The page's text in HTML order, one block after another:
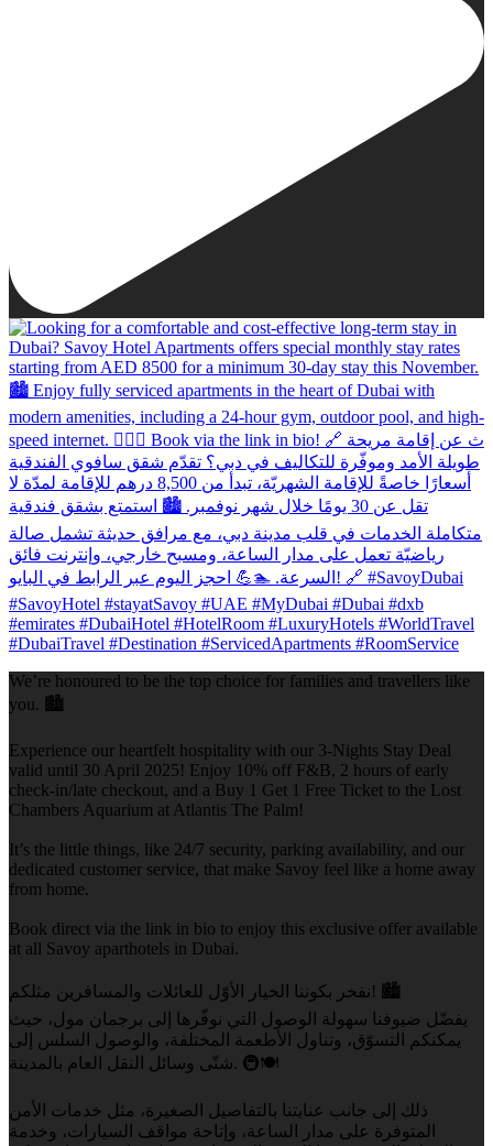
We’re honoured to be the top choice for families and travellers like
you. 🏙️
Experience our heartfelt hospitality with our 3-Nights Stay Deal
valid until 30 April 2025! Enjoy 10% off F&B, 2 hours of early
check-in/late checkout, and a Buy 1 Get 1 Free Ticket to the Lost
Chambers Aquarium at Atlantis The Palm!
It’s the little things, like 24/7 security, parking availability, and our
dedicated customer service, that make Savoy feel like a home away
from home.
Book direct via the link in bio to enjoy this exclusive offer available
at all Savoy aparthotels in Dubai.
نفخر بكوننا الخيار الأوّل للعائلات والمسافرين مثلكم! 🏙️
يفضّل ضيوفنا سهولة الوصول التي نوفّرها إلى برجمان مول، حيث
يمكنكم التسوّق، وتناول الأطعمة المختلفة، والوصول السلس إلى
شتّى وسائل النقل العام بالمدينة. 🚇🍽️
ذلك إلى جانب عنايتنا بالتفاصيل الصغيرة، مثل خدمات الأمن
المتوفرة على مدار الساعة، وإتاحة مواقف السيارات، وخدمة